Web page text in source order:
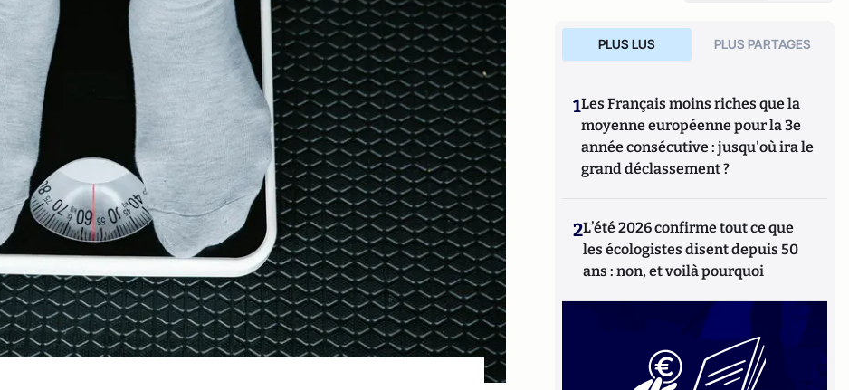
PLUS LUS PLUS PARTAGES
1Les Français moins riches que la
moyenne européenne pour la 3e
année consécutive : jusqu'où ira le
grand déclassement ?
2L’été 2026 confirme tout ce que
les écologistes disent depuis 50
ans : non, et voilà pourquoi